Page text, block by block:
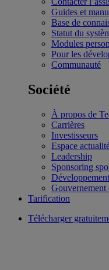
Guides et
Base de
Statut du
Modules
Pour les
Communauté
Société
À propos de
Carrières
Investisseurs
Espace
Leadership
Sponsoring
Gouvernement
Tarification
Télécharger